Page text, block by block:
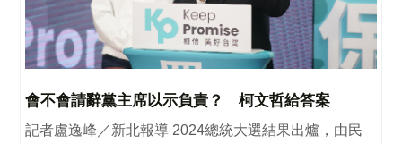
會不會請辭黨主席以示負責？ 柯文哲給答案
記者盧逸峰／新北報導 2024總統大選結果出爐，由民